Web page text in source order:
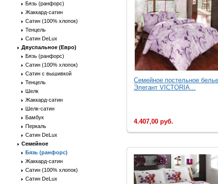
Бязь (ранфорс)
Жаккард-сатин
Сатин (100% хлопок)
Тенцель
Сатин DeLux
Двуспальное (Евро)
Бязь (ранфорс)
Сатин (100% хлопок)
Сатин с вышивкой
Тенцель
Шелк
Жаккард-сатин
Шелк-сатин
Бамбук
Перкаль
Сатин DeLux
Семейное
Бязь (ранфорс)
Жаккард-сатин
Сатин (100% хлопок)
Сатин DeLux
Семейное постельное белье
Элегант VICTORIA...
4.407,00 руб.